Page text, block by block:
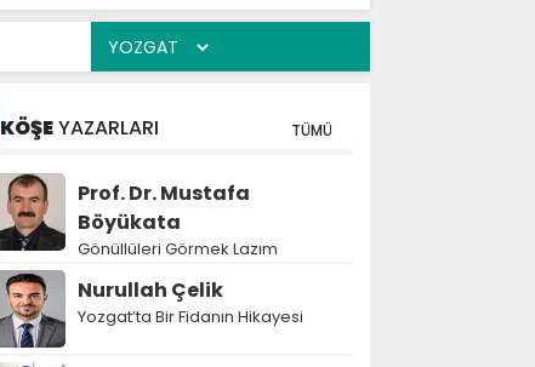
KÖŞEYAZARLARI TÜMÜ
Prof. Dr. Mustafa
Böyükata
Gönüllüleri Görmek Lazım
Nurullah Çelik
Yozgat’ta Bir Fidanın Hikayesi